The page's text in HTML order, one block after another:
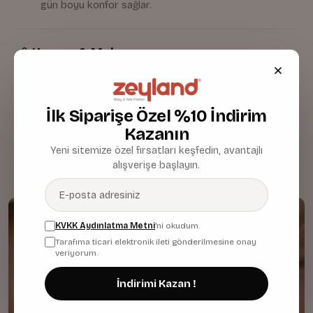
gün boyu konfor sağlar.
Kumaş & Malzeme
Bakım & Temizlik
İlk Siparişe Özel %10 İndirim
Kazanın
Yeni sitemize özel fırsatları keşfedin, avantajlı
alışverişe başlayın.
KVKK Aydınlatma Metni'ni okudum.
Tarafıma ticari elektronik ileti gönderilmesine onay
veriyorum.
İndirimi Kazan !